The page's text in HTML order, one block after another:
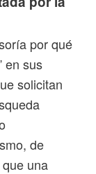
por qué
en sus
solicitan
de
una